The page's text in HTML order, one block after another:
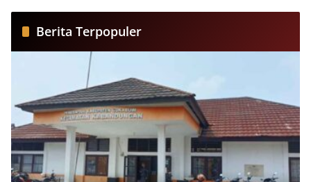
Berita Terpopuler